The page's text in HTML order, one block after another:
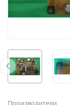
Производители